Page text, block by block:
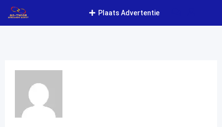
Doorgaan
naar
Plaats Advertentie